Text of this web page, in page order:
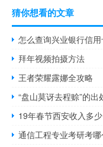
猜你想看的文章
拜年视频拍摄方法
王者荣耀露娜全攻略
“盘山莫讶去程赊”的出
19年春节西安收入多少
通信工程专业考研考